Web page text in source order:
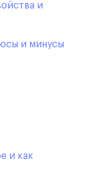
и
и минусы
и как